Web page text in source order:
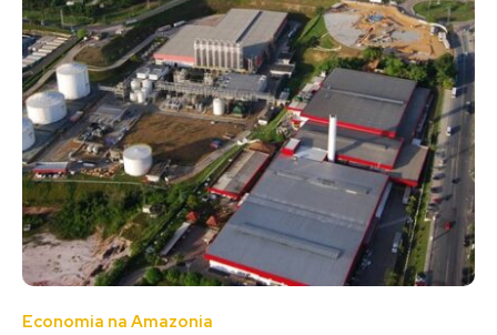
Economia na Amazonia